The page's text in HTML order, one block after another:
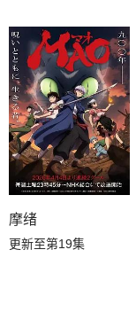
摩绪
更新至第19集